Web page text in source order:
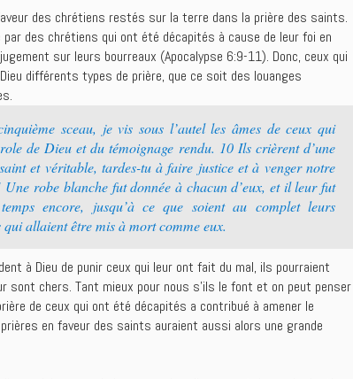
des chrétiens restés sur la terre dans la prière des saints.
des chrétiens qui ont été décapités à cause de leur foi en
sur leurs bourreaux (Apocalypse 6:9-11). Donc, ceux qui
différents types de prière, que ce soit des louanges
sceau, je vis sous l’autel les âmes de ceux qui
de Dieu et du témoignage rendu. 10 Ils crièrent d’une
et véritable, tardes-tu à faire justice et à venger notre
robe blanche fut donnée à chacun d’eux, et il leur fut
encore, jusqu’à ce que soient au complet leurs
allaient être mis à mort comme eux.
à Dieu de punir ceux qui leur ont fait du mal, ils pourraient
sont chers. Tant mieux pour nous s’ils le font et on peut penser
de ceux qui ont été décapités a contribué à amener le
en faveur des saints auraient aussi alors une grande